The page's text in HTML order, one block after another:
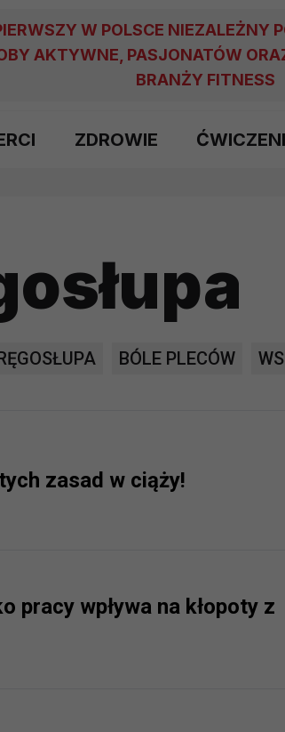
W POLSCE NIEZALEŻNY
AKTYWNE, PASJONATÓW
BRANŻY FITNESS
ZDROWIE
BÓLE PLECÓW
zasad w ciąży!
pracy wpływa na kłopoty z